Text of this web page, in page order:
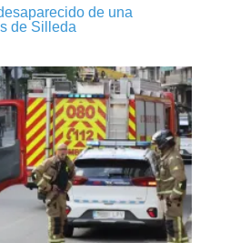
de una
de Silleda